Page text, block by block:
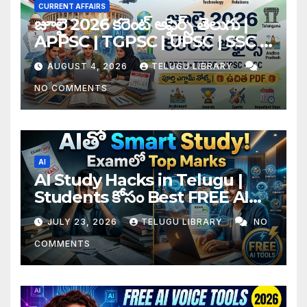
CURRENT AFFAIRS
జూలై 2026 కరెంట్ అఫైర్స్ తెలుగు |
APPSC | TGPSC | UPSC | SSC |
Banking Exam Notes
AUGUST 4, 2026 TELUGU LIBRARY
NO COMMENTS
AI
AI Study Hacks in Telugu |
Students కోసం Best FREE AI
Tools & Smart Study Tips
(2026)
JULY 23, 2026 TELUGU LIBRARY NO
COMMENTS